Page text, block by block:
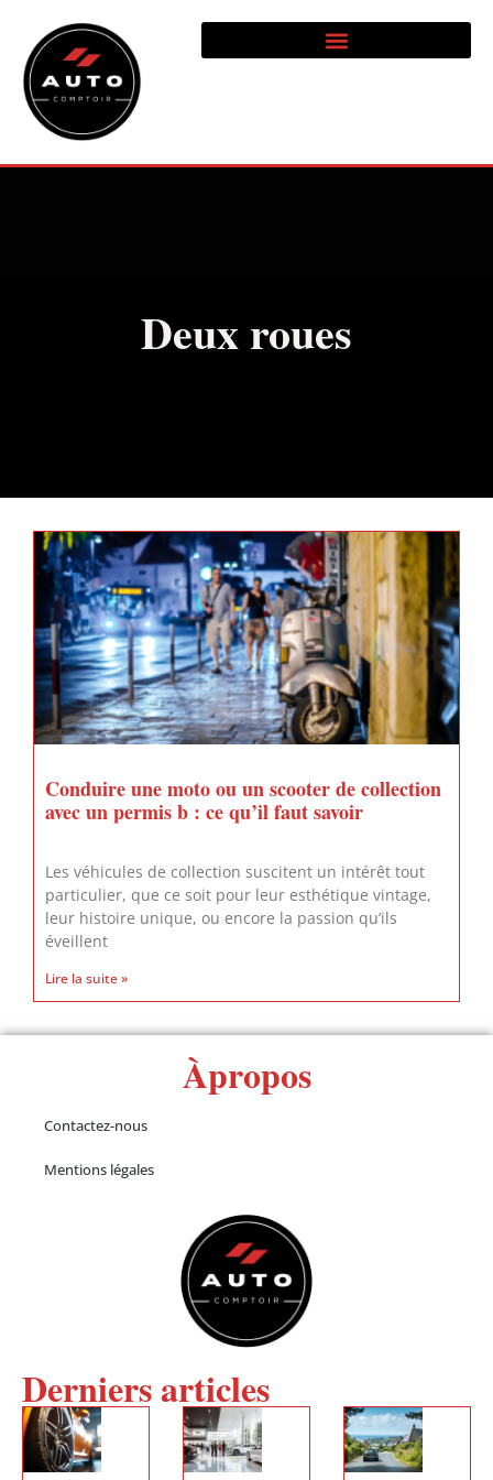
Deux roues
Conduire une moto ou un scooter de collection
avec un permis b : ce qu’il faut savoir
Les véhicules de collection suscitent un intérêt tout
particulier, que ce soit pour leur esthétique vintage,
leur histoire unique, ou encore la passion qu’ils
éveillent
Lire la suite »
Àpropos
Contactez-nous
Mentions légales
Derniers articles